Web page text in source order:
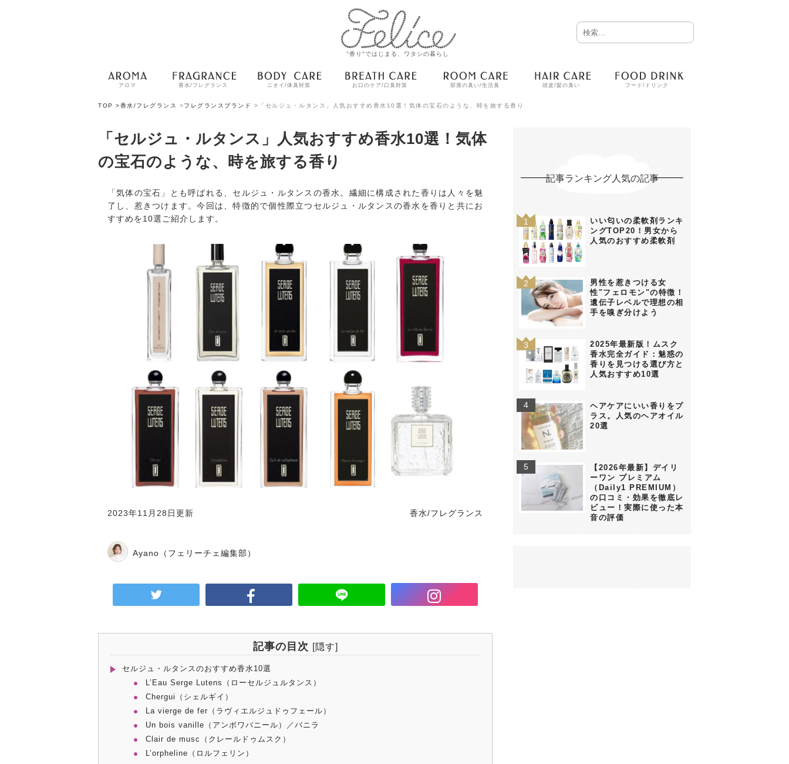
"香り"ではじまる、ワタシの暮らし
アロマ 香水/フレグランス ニオイ/体臭対策 お口のケア/口臭対策 部屋の臭い/生活臭 頭皮/髪の臭い フード/ドリンク
TOP >香水/フレグランス >フレグランスブランド > 「セルジュ・ルタンス」人気おすすめ香水10選！気体の宝石のような、時を旅する香り
「セルジュ・ルタンス」人気おすすめ香水10選！気体
の宝石のような、時を旅する香り
「気体の宝石」とも呼ばれる、セルジュ・ルタンスの香水。繊細に構成された香りは人々を魅
了し、惹きつけます。今回は、特徴的で個性際立つセルジュ・ルタンスの香水を香りと共にお
すすめを10選ご紹介します。
2023年11月28日更新 香水/フレグランス
Ayano （フェリーチェ編集部）
記事の目次 [隠す]
セルジュ・ルタンスのおすすめ香水10選
L’Eau Serge Lutens（ローセルジュルタンス）
Chergui（シェルギイ）
La vierge de fer（ラヴィエルジュドゥフェール）
Un bois vanille（アンボワバニール）／バニラ
Clair de musc（クレールドゥムスク）
L’orpheline（ロルフェリン）
記事ランキング人気の記事
いい匂いの柔軟剤ランキ
ングTOP20！男女から
人気のおすすめ柔軟剤
男性を惹きつける女
性"フェロモン"の特徴！
遺伝子レベルで理想の相
手を嗅ぎ分けよう
2025年最新版！ムスク
香水完全ガイド：魅惑の
香りを見つける選び方と
人気おすすめ10選
ヘアケアにいい香りをプ
ラス。人気のヘアオイル
20選
【2026年最新】デイリ
ーワン プレミアム
（Daily1 PREMIUM）
の口コミ・効果を徹底レ
ビュー！実際に使った本
音の評価